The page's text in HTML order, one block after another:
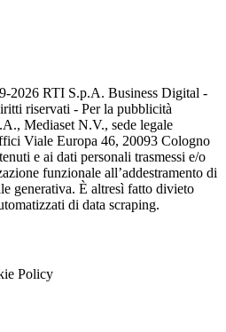
2026 RTI S.p.A. Business Digital -
riservati - Per la pubblicità
Mediaset N.V., sede legale
Viale Europa 46, 20093 Cologno
e ai dati personali trasmessi e/o
funzionale all’addestramento di
generativa. È altresì fatto divieto
di data scraping.
Policy